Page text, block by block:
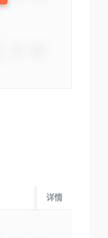
起运国/地区
详情